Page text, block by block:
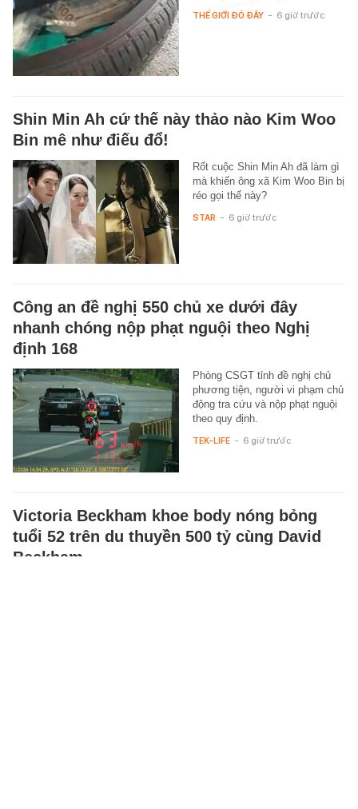
THẾ GIỚI ĐÓ ĐÂY - 6 giờ trước
Shin Min Ah cứ thế này thảo nào Kim Woo
Bin mê như điếu đổ!
Rốt cuộc Shin Min Ah đã làm gì
mà khiến ông xã Kim Woo Bin bị
réo gọi thế này?
STAR - 6 giờ trước
Công an đề nghị 550 chủ xe dưới đây
nhanh chóng nộp phạt nguội theo Nghị
định 168
Phòng CSGT tỉnh đề nghị chủ
phương tiện, người vi phạm chủ
động tra cứu và nộp phạt nguội
theo quy định.
TEK-LIFE - 6 giờ trước
Victoria Beckham khoe body nóng bỏng
tuổi 52 trên du thuyền 500 tỷ cùng David
Beckham